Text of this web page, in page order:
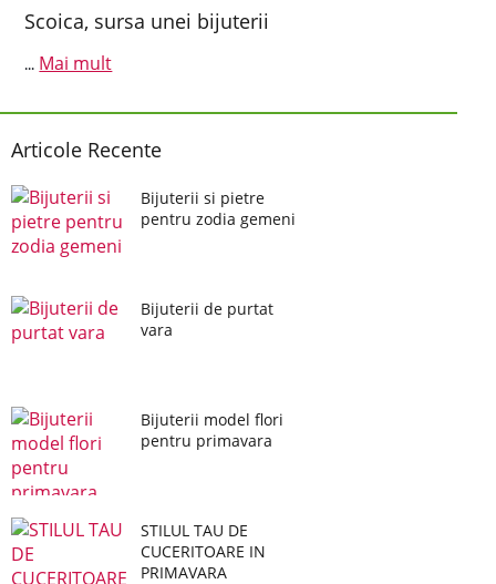
Scoica, sursa unei bijuterii
... Mai mult
Articole Recente
Bijuterii si pietre
pentru zodia gemeni
Bijuterii de purtat
vara
Bijuterii model flori
pentru primavara
STILUL TAU DE
CUCERITOARE IN
PRIMAVARA